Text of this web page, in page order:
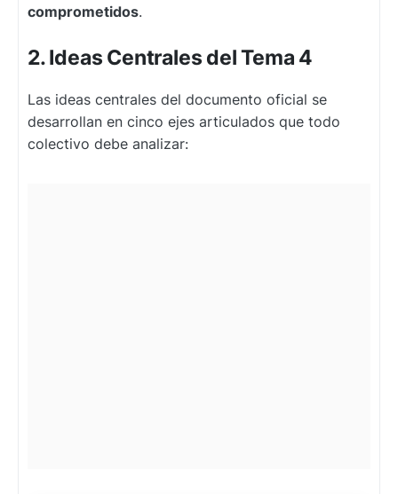
comprometidos.
2. Ideas Centrales del Tema 4
Las ideas centrales del documento oficial se
desarrollan en cinco ejes articulados que todo
colectivo debe analizar: